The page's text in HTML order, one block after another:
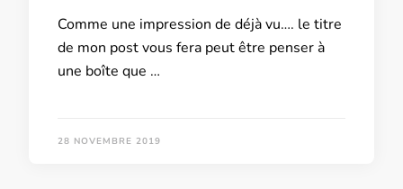
Comme une impression de déjà vu…. le titre
de mon post vous fera peut être penser à
une boîte que …
28 NOVEMBRE 2019